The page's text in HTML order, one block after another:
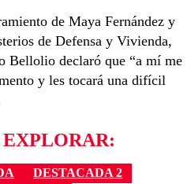
de Maya Fernández y
de Defensa y Vivienda,
Bellolio declaró que “a mí me
y les tocará una difícil
DESTACADA 2